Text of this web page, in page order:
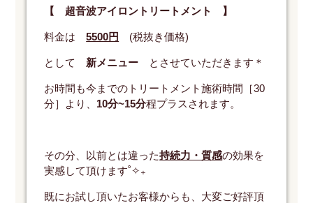
【 超音波アイロントリートメント 】
料金は5500円 (税抜き価格)
として 新メニュー とさせていただきます＊
お時間も今までのトリートメント施術時間［30
分］より、 10分~15分程プラスされます。
その分、以前とは違った持続力・質感の効果を
実感して頂けます˚✧₊
既にお試し頂いたお客様からも、大変ご好評頂